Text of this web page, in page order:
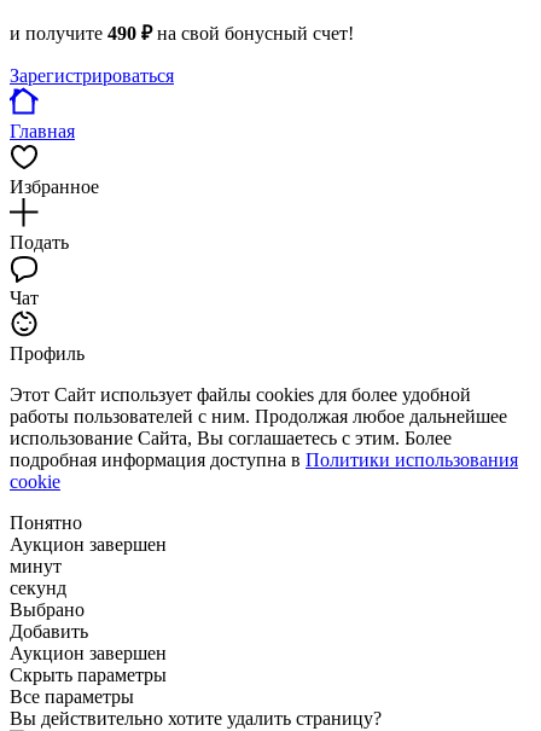
и получите 490 ₽на свой бонусный счет!
Зарегистрироваться
Главная
Избранное
Подать
Чат
Профиль
Этот Сайт использует файлы cookies для более удобной
работы пользователей с ним. Продолжая любое дальнейшее
использование Сайта, Вы соглашаетесь с этим. Более
подробная информация доступна в Политики использования
cookie
Понятно
Аукцион завершен
минут
секунд
Выбрано
Добавить
Аукцион завершен
Скрыть параметры
Все параметры
Вы действительно хотите удалить страницу?